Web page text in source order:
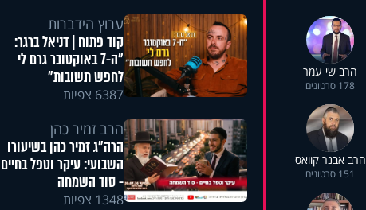
הרב שי עמר
178 סרטונים
הרב אבנר קוואס
151 סרטונים
ערוץ הידברות
קוד פתוח | דניאל ברגר:
"ה-7 באוקטובר גרם לי
לחפש תשובות"
6387 צפיות
הרב זמיר כהן
הרה"ג זמיר כהן בשיעורו
השבועי: עיקר וטפל בחיים
- סוד השמחה
1348 צפיות